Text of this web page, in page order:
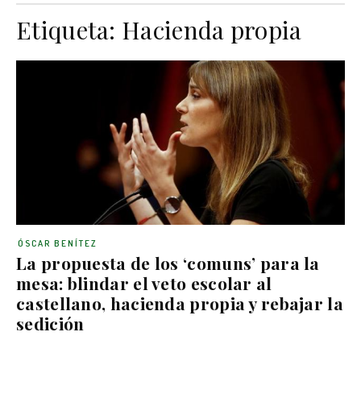
Etiqueta: Hacienda propia
La propuesta de los ‘comuns’ para la
mesa: blindar el veto escolar al
castellano, hacienda propia y rebajar la
sedición
ÓSCAR BENÍTEZ